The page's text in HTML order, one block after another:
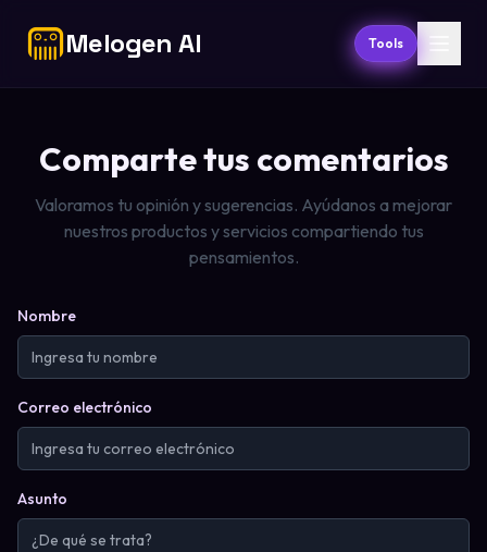
Melogen AI Tools
Comparte tus comentarios
Valoramos tu opinión y sugerencias. Ayúdanos a mejorar
nuestros productos y servicios compartiendo tus
pensamientos.
Nombre
Correo electrónico
Asunto